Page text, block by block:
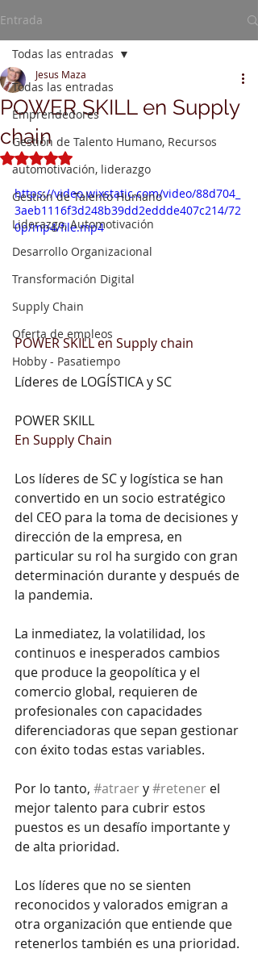
Entrada
Todas las entradas
Emprendedores
Gestión de Talento Humano, Recursos
automotivación, liderazgo
Gestión de Talento Humano
Liderazgo, Automotivación
Desarrollo Organizacional
Transformación Digital
Supply Chain
Oferta de empleos
Hobby - Pasatiempo
Todas las entradas
POWER SKILL en Supply
chain
Jesus Maza
Obtuvo NaN de 5 estrellas.
https://video.wixstatic.com/video/88d704_
3aeb1116f3d248b39dd2eddde407c214/72
0p/mp4/file.mp4
POWER SKILL en Supply chain
Líderes de LOGÍSTICA y SC
POWER SKILL
En Supply Chain
Los líderes de SC y logística se han
convertido en un socio estratégico
del CEO para la toma de decisiones y
dirección de la empresa, en
particular su rol ha surgido con gran
determinación durante y después de
la pandemia.
La inmediatez, la volatilidad, los
continuos e inesperados cambios
que produce la geopolítica y el
comercio global, requieren de
profesionales con capacidades
diferenciadoras que sepan gestionar
con éxito todas estas variables.
Por lo tanto, #atraer y #retener el
mejor talento para cubrir estos
puestos es un desafío importante y
de alta prioridad.
Los líderes que no se sienten
reconocidos y valorados emigran a
otra organización que entiende que
retenerlos también es una prioridad.